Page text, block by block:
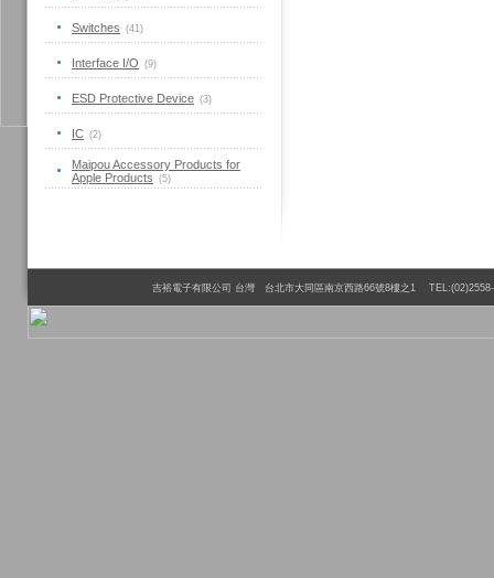
Switches (41)
Interface I/O (9)
ESD Protective Device (3)
IC (2)
Maipou Accessory Products for
Apple Products (5)
吉裕電子有限公司 台灣 台北市大同區南京西路66號8樓之1